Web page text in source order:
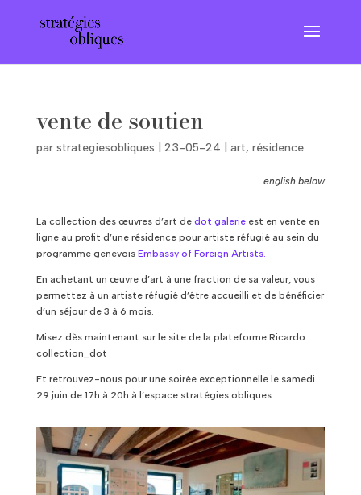
vente de soutien
par strategiesobliques 23-05-24 art, résidence
english below
La collection des œuvres d’art de dot galerieest en vente en
ligne au profit d’une résidence pour artiste réfugié au sein du
programme genevois Embassy of Foreign Artists.
En achetant un œuvre d’art à une fraction de sa valeur, vous
permettez à un artiste réfugié d’être accueilli et de bénéficier
d’un séjour de 3 à 6 mois.
Misez dès maintenant sur le site de la plateforme Ricardo
collection_dot
Et retrouvez-nous pour une soirée exceptionnelle le samedi
29 juin de 17h à 20h à l’espace stratégies obliques.